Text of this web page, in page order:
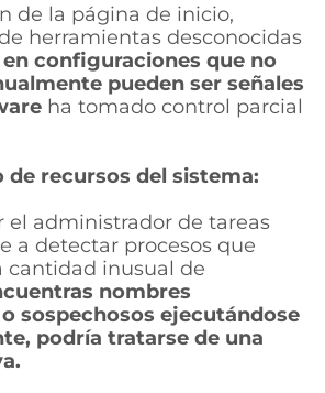
de la página de inicio,
herramientas desconocidas
configuraciones que no
pueden ser señales
ha tomado control parcial
de recursos del sistema:
el administrador de tareas
a detectar procesos que
cantidad inusual de
nombres
sospechosos ejecutándose
podría tratarse de una